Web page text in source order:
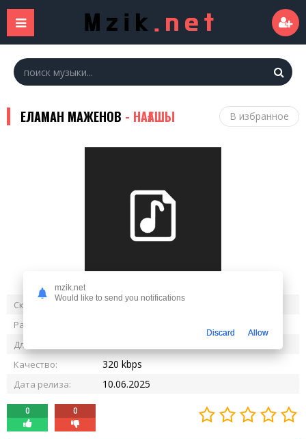
ЕЛАМАН МАЖЕНОВ - НАҒАШЫ В избранное
Скачали: 5 045
Размер:
Длительность:
Качество: 320 kbps
Дата релиза: 10.06.2025
0 0
mzik.net
Would like to send you notifications
Discard Allow